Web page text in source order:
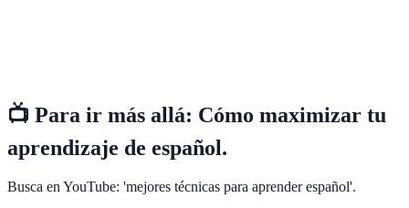
📺 Para ir más allá: Cómo maximizar tu
aprendizaje de español.
Busca en YouTube: 'mejores técnicas para aprender español'.